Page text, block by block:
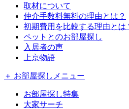
取材について
仲介手数料無料の理由とは？
初期費用を比較する理由とは
ペットとのお部屋探し
入居者の声
上京物語
＋ お部屋探しメニュー
お部屋探し特集
大家サーチ